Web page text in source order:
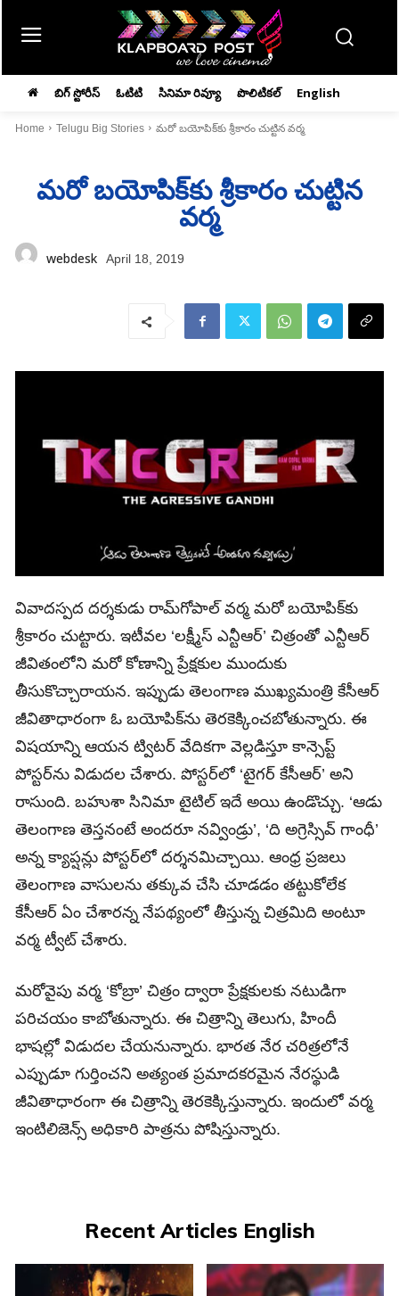
బిగ్ స్టోరీస్ ఓటిటి సినిమా రివ్యూ పొలిటికల్ English
Home Telugu Big Stories మరో బయోపిక్‌కు శ్రీకారం చుట్టిన వర్మ
మరో బయోపిక్‌కు శ్రీకారం చుట్టిన
వర్మ
webdesk April 18, 2019
వివాదస్పద దర్శకుడు రామ్‌గోపాల్‌ వర్మ మరో బయోపిక్‌కు
శ్రీకారం చుట్టారు. ఇటీవల ‘లక్ష్మీస్‌ ఎన్టీఆర్‌’ చిత్రంతో ఎన్టీఆర్‌
జీవితంలోని మరో కోణాన్ని ప్రేక్షకుల ముందుకు
తీసుకొచ్చారాయన. ఇప్పుడు తెలంగాణ ముఖ్యమంత్రి కేసీఆర్‌
జీవితాధారంగా ఓ బయోపిక్‌ను తెరకెక్కించబోతున్నారు. ఈ
విషయాన్ని ఆయన ట్విటర్‌ వేదికగా వెల్లడిస్తూ కాన్సెప్ట్‌
పోస్టర్‌ను విడుదల చేశారు. పోస్టర్‌లో ‘టైగర్‌ కేసీఆర్’ అని
రాసుంది. బహుశా సినిమా టైటిల్‌ ఇదే అయి ఉండొచ్చు. ‘ఆడు
తెలంగాణ తెస్తనంటే అందరూ నవ్విండ్రు’, ‘ది అగ్రెస్సివ్‌ గాంధీ’
అన్న క్యాప్షన్లు పోస్టర్‌లో దర్శనమిచ్చాయి. ఆంధ్ర ప్రజలు
తెలంగాణ వాసులను తక్కువ చేసి చూడడం తట్టుకోలేక
కేసీఆర్‌ ఏం చేశారన్న నేపథ్యంలో తీస్తున్న చిత్రమిది అంటూ
వర్మ ట్వీట్‌ చేశారు.
మరోవైపు వర్మ ‘కోబ్రా’ చిత్రం ద్వారా ప్రేక్షకులకు నటుడిగా
పరిచయం కాబోతున్నారు. ఈ చిత్రాన్ని తెలుగు, హిందీ
భాషల్లో విడుదల చేయనున్నారు. భారత నేర చరిత్రలోనే
ఎప్పుడూ గుర్తించని అత్యంత ప్రమాదకరమైన నేరస్థుడి
జీవితాధారంగా ఈ చిత్రాన్ని తెరకెక్కిస్తున్నారు. ఇందులో వర్మ
ఇంటిలిజెన్స్‌ అధికారి పాత్రను పోషిస్తున్నారు.
Recent Articles English